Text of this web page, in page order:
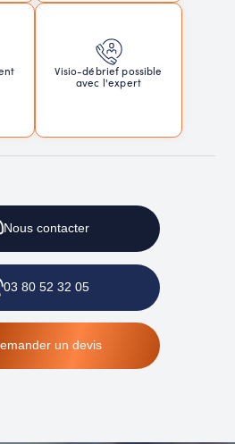
Visio-débrief possible
avec l'expert
Nouscontacter
03 80 52 32 05
un devis